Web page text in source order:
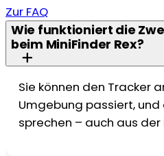
Zur FAQ
Wie funktioniert die
beim MiniFinder Rex?
Sie können den Tracker
Umgebung passiert,
sprechen – auch aus der